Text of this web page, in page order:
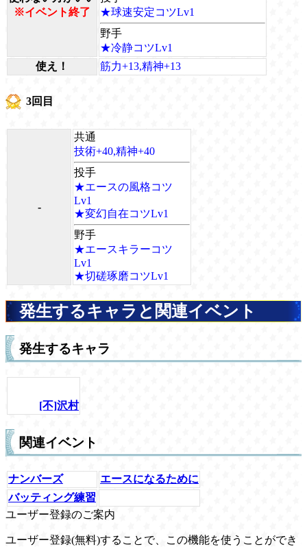
※イベント終了
★球速安定コツLv1
野手
★冷静コツLv1
使え！
筋力+13,精神+13
3回目
-
共通
技術+40,精神+40
投手
★エースの風格コツ
Lv1
★変幻自在コツLv1
野手
★エースキラーコツ
Lv1
★切磋琢磨コツLv1
発生するキャラと関連イベント
発生するキャラ
[不]沢村
関連イベント
ナンバーズ
エースになるために
バッティング練習
ユーザー登録のご案内
ユーザー登録(無料)することで、この機能を使うことができ